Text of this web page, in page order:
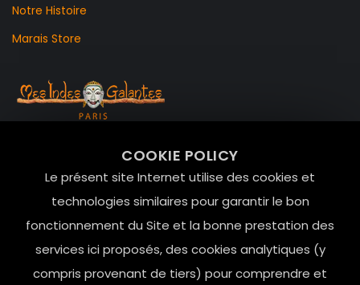
COOKIE POLICY
Le présent site Internet utilise des cookies et
technologies similaires pour garantir le bon
fonctionnement du Site et la bonne prestation des
services ici proposés, des cookies analytiques (y
compris provenant de tiers) pour comprendre et
Notre Histoire
Marais Store
Le Marais, 75004 Paris
contact@mesindesgalantes.com
01.42.72.42.51